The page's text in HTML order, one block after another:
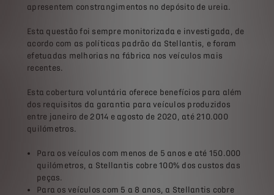
apresentem constrangimentos no depósito de ureia.
Esta questão foi sempre monitorizada e investigada, de
acordo com as políticas padrão da Stellantis, e foram
efetuadas melhorias na fábrica nos veículos mais
recentes.
Esta cobertura voluntária oferece benefícios para além
dos requisitos da garantia para veículos produzidos
entre janeiro de 2014 e agosto de 2020, até 210.000
quilómetros.
Para os veículos com menos de 5 anos e até 150.000
quilómetros, a Stellantis cobre 100% dos custos das
peças.
Para os veículos com 5 a 8 anos, a Stellantis cobre